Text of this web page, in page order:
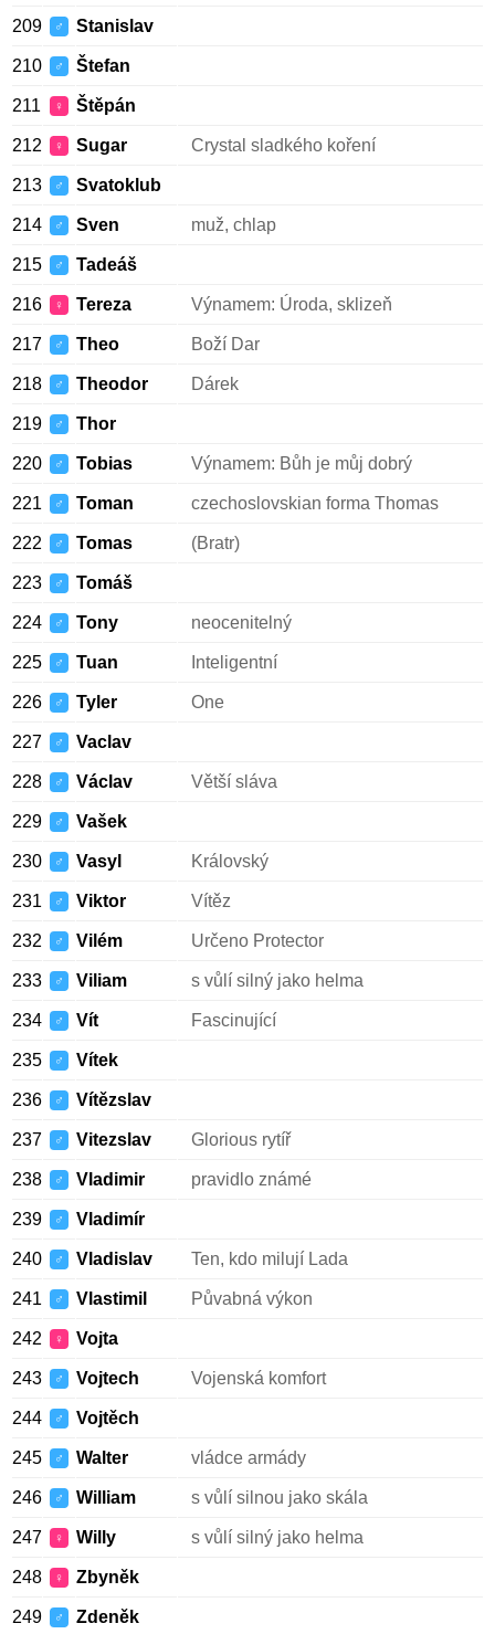
209 ♂ Stanislav
210 ♂ Štefan
211 ♀ Štěpán
212 ♀ Sugar Crystal sladkého koření
213 ♂ Svatoklub
214 ♂ Sven muž, chlap
215 ♂ Tadeáš
216 ♀ Tereza Výnamem: Úroda, sklizeň
217 ♂ Theo Boží Dar
218 ♂ Theodor Dárek
219 ♂ Thor
220 ♂ Tobias Výnamem: Bůh je můj dobrý
221 ♂ Toman czechoslovskian forma Thomas
222 ♂ Tomas (Bratr)
223 ♂ Tomáš
224 ♂ Tony neocenitelný
225 ♂ Tuan Inteligentní
226 ♂ Tyler One
227 ♂ Vaclav
228 ♂ Václav Větší sláva
229 ♂ Vašek
230 ♂ Vasyl Královský
231 ♂ Viktor Vítěz
232 ♂ Vilém Určeno Protector
233 ♂ Viliam s vůlí silný jako helma
234 ♂ Vít Fascinující
235 ♂ Vítek
236 ♂ Vítězslav
237 ♂ Vitezslav Glorious rytíř
238 ♂ Vladimir pravidlo známé
239 ♂ Vladimír
240 ♂ Vladislav Ten, kdo milují Lada
241 ♂ Vlastimil Půvabná výkon
242 ♀ Vojta
243 ♂ Vojtech Vojenská komfort
244 ♂ Vojtěch
245 ♂ Walter vládce armády
246 ♂ William s vůlí silnou jako skála
247 ♀ Willy s vůlí silný jako helma
248 ♀ Zbyněk
249 ♂ Zdeněk